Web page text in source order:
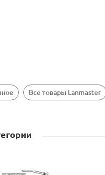
Все товары Lanmaster